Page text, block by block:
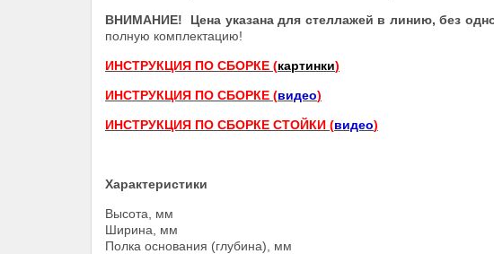
ВНИМАНИЕ! Цена указана для стеллажей в линию, без
полную комплектацию!
ИНСТРУКЦИЯ ПО СБОРКЕ (картинки)
ИНСТРУКЦИЯ ПО СБОРКЕ (видео)
ИНСТРУКЦИЯ ПО СБОРКЕ СТОЙКИ (видео)
Характеристики
Высота, мм
Ширина, мм
Полка основания (глубина), мм